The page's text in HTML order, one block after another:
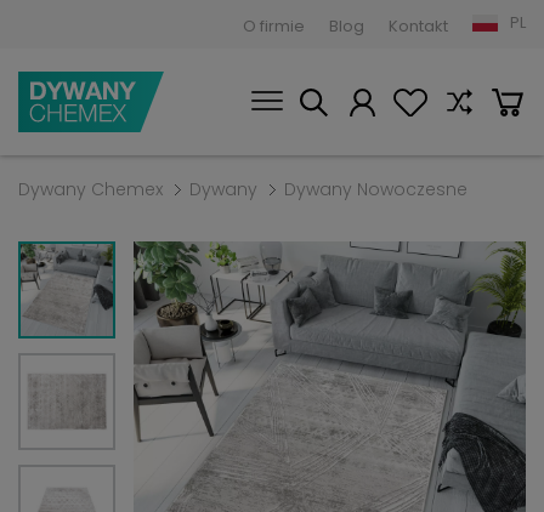
O firmie Blog Kontakt PL
Dywany Chemex Dywany Dywany Nowoczesne